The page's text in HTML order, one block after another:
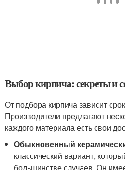
Выбор кирпича: секреты и
От подбора кирпича зависит
Производители предлагают
каждого материала есть свои
Обыкновенный
классический вариант,
большинстве случаев. Он